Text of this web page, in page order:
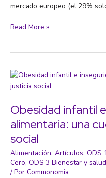
mercado europeo (el 29%
La
industria
hortofrutícola
es
alargada
Read More »
Obesidad infantil
alimentaria: una
social
Alimentación, Artículos, ODS
Cero, ODS 3 Bienestar y salud
/ Por Commonomia